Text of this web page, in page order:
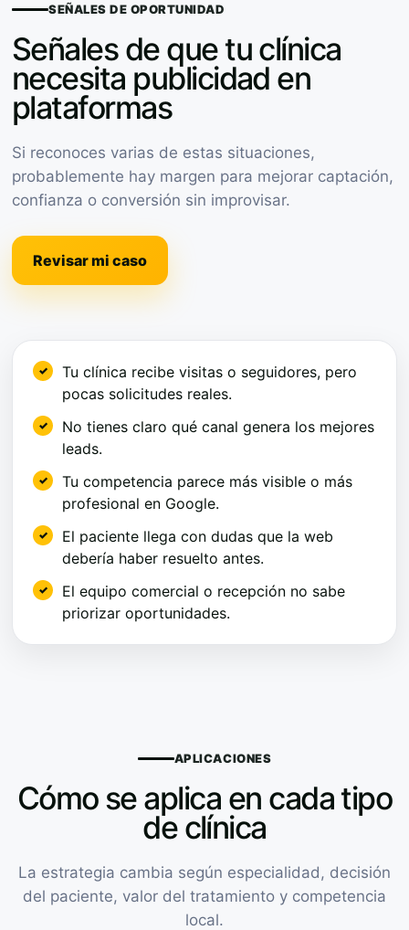
SEÑALES DE OPORTUNIDAD
Señales de que tu clínica
necesita publicidad en
plataformas
Si reconoces varias de estas situaciones,
probablemente hay margen para mejorar captación,
confianza o conversión sin improvisar.
Revisar mi caso
Tu clínica recibe visitas o seguidores, pero
pocas solicitudes reales.
No tienes claro qué canal genera los mejores
leads.
Tu competencia parece más visible o más
profesional en Google.
El paciente llega con dudas que la web
debería haber resuelto antes.
El equipo comercial o recepción no sabe
priorizar oportunidades.
APLICACIONES
Cómo se aplica en cada tipo
de clínica
La estrategia cambia según especialidad, decisión
del paciente, valor del tratamiento y competencia
local.